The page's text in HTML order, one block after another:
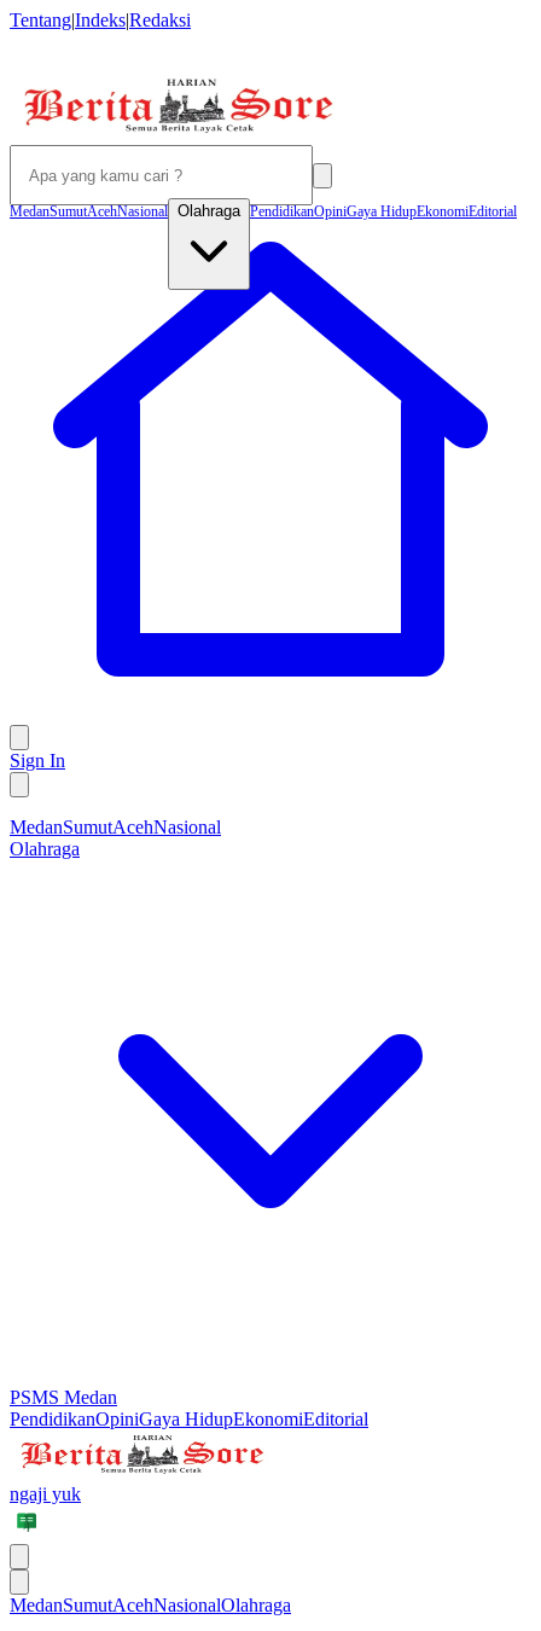
Tentang|Indeks|Redaksi
MedanSumutAcehNasional Olahraga PendidikanOpiniGaya HidupEkonomiEditorial
Sign In
MedanSumutAcehNasional
Olahraga
PSMS Medan
PendidikanOpiniGaya HidupEkonomiEditorial
ngaji yuk
MedanSumutAcehNasionalOlahraga